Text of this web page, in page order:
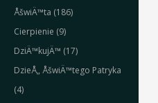
ÅšwiÄ™ta (186)
Cierpienie (9)
DziÄ™kujÄ™ (17)
DzieÅ„ ÅšwiÄ™tego Patryka
(4)